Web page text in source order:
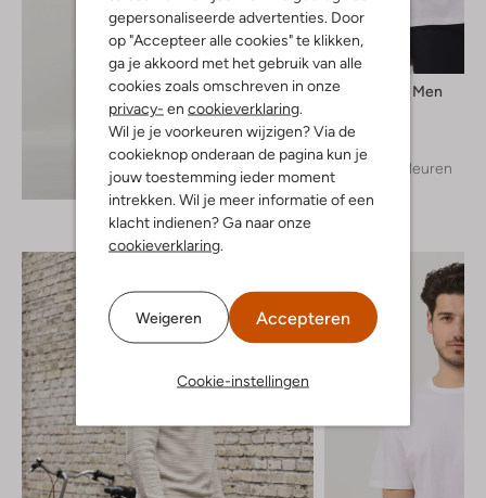
gepersonaliseerde advertenties. Door
op "Accepteer alle cookies" te klikken,
ga je akkoord met het gebruik van alle
cookies zoals omschreven in onze
privacy- en cookieverklaring.
Wil je je voorkeuren wijzigen? Via de
cookieknop onderaan de pagina kun je
jouw toestemming ieder moment
intrekken. Wil je meer informatie of een
klacht indienen? Ga naar onze
cookieverklaring.
Weigeren Accepteren
Cookie-instellingen
Ontdek de look
Selected Men
€ 24,99
+ meer kleuren